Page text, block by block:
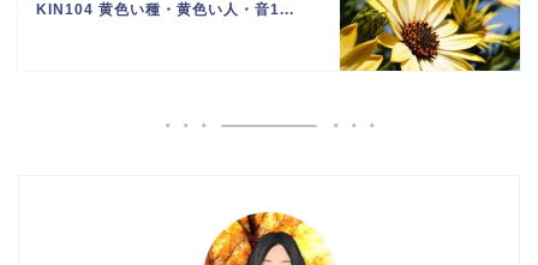
KIN104 黄色い種・黄色い人・音1...